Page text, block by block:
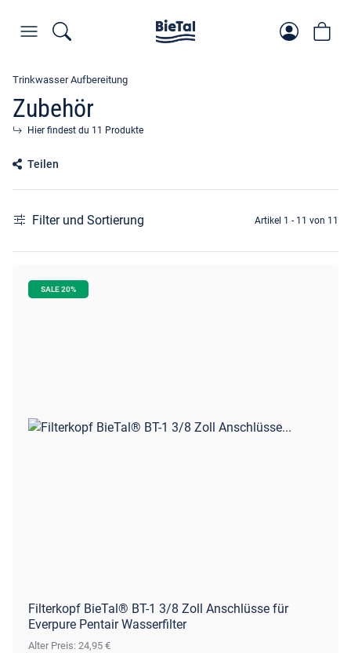
Trinkwasser Aufbereitung
Zubehör
Hier findest du 11 Produkte
Teilen
Filter und Sortierung Artikel 1 - 11 von 11
SALE 20%
Filterkopf BieTal® BT-1 3/8 Zoll Anschlüsse für
Everpure Pentair Wasserfilter
Alter Preis: 24,95 €